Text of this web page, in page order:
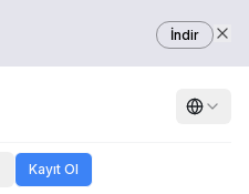
İndir
Kayıt Ol